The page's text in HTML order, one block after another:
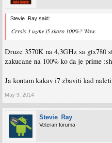
Stevie_Ray said:
Crysis 3 uzme i5 skoro 100%? Wow.
Druze 3570K na 4,3GHz sa gtx780
zakucane na 100% ko da je prime
Ja kontam kakav i7 zbaviti kad
May 9, 2014
Stevie_Ray
Veteran foruma